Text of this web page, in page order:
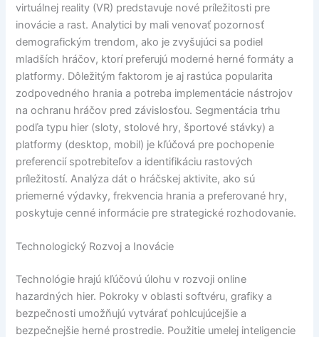
virtuálnej reality (VR) predstavuje nové príležitosti pre
inovácie a rast. Analytici by mali venovať pozornosť
demografickým trendom, ako je zvyšujúci sa podiel
mladších hráčov, ktorí preferujú moderné herné formáty a
platformy. Dôležitým faktorom je aj rastúca popularita
zodpovedného hrania a potreba implementácie nástrojov
na ochranu hráčov pred závislosťou. Segmentácia trhu
podľa typu hier (sloty, stolové hry, športové stávky) a
platformy (desktop, mobil) je kľúčová pre pochopenie
preferencií spotrebiteľov a identifikáciu rastových
príležitostí. Analýza dát o hráčskej aktivite, ako sú
priemerné výdavky, frekvencia hrania a preferované hry,
poskytuje cenné informácie pre strategické rozhodovanie.
Technologický Rozvoj a Inovácie
Technológie hrajú kľúčovú úlohu v rozvoji online
hazardných hier. Pokroky v oblasti softvéru, grafiky a
bezpečnosti umožňujú vytvárať pohlcujúcejšie a
bezpečnejšie herné prostredie. Použitie umelej inteligencie